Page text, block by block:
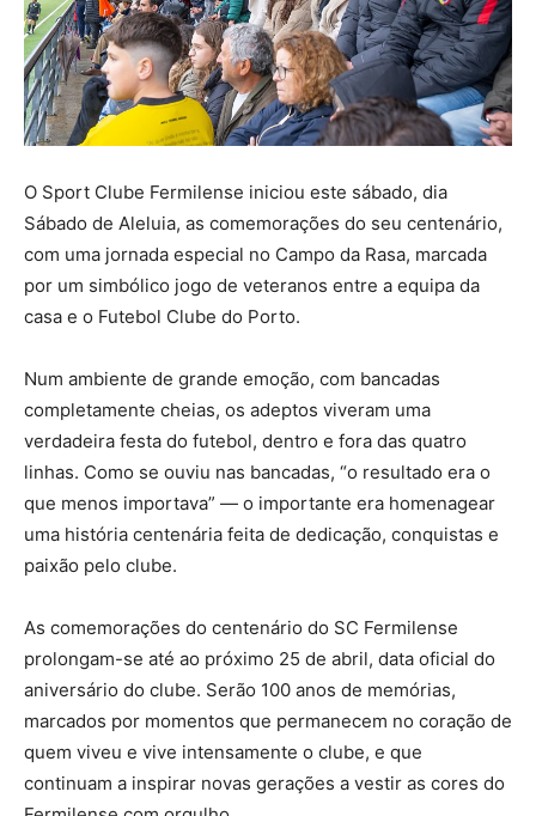
O Sport Clube Fermilense iniciou este sábado, dia
Sábado de Aleluia, as comemorações do seu centenário,
com uma jornada especial no Campo da Rasa, marcada
por um simbólico jogo de veteranos entre a equipa da
casa e o Futebol Clube do Porto.
Num ambiente de grande emoção, com bancadas
completamente cheias, os adeptos viveram uma
verdadeira festa do futebol, dentro e fora das quatro
linhas. Como se ouviu nas bancadas, “o resultado era o
que menos importava” — o importante era homenagear
uma história centenária feita de dedicação, conquistas e
paixão pelo clube.
As comemorações do centenário do SC Fermilense
prolongam-se até ao próximo 25 de abril, data oficial do
aniversário do clube. Serão 100 anos de memórias,
marcados por momentos que permanecem no coração de
quem viveu e vive intensamente o clube, e que
continuam a inspirar novas gerações a vestir as cores do